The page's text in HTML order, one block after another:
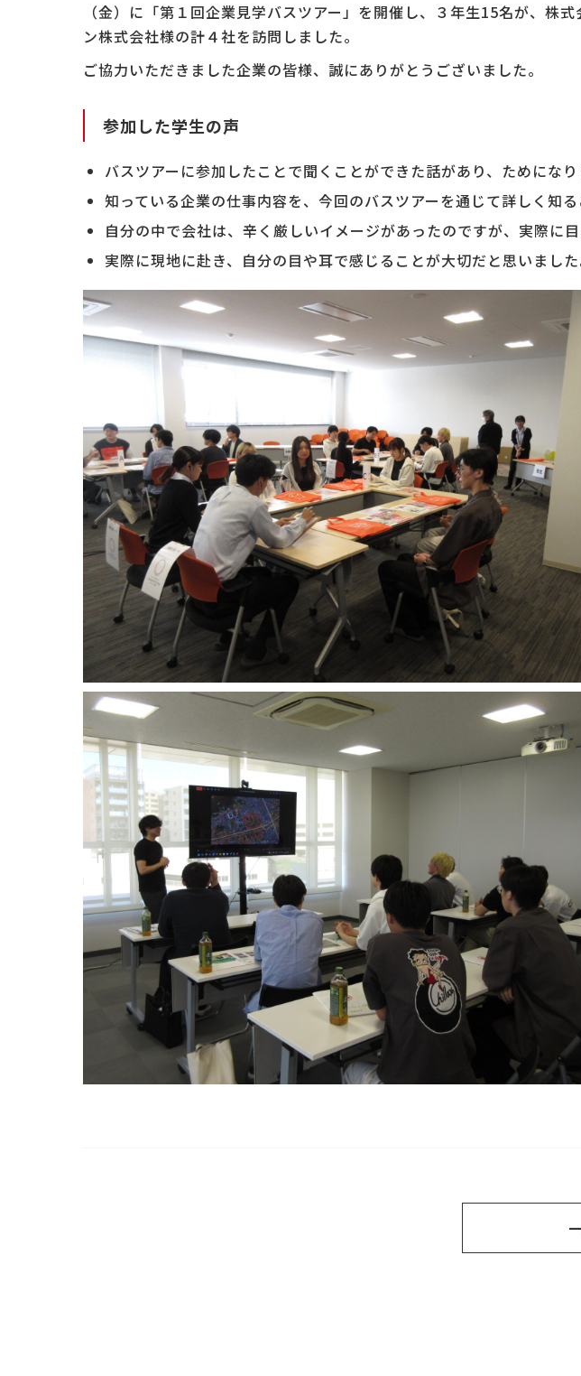
（金）に「第１回企業見学バスツアー」を開催し、３年生15名が、株
ン株式会社様の計４社を訪問しました。
ご協力いただきました企業の皆様、誠にありがとうございました。
参加した学生の声
バスツアーに参加したことで聞くことができた話があり、ためになり
知っている企業の仕事内容を、今回のバスツアーを通じて詳しく知る
自分の中で会社は、辛く厳しいイメージがあったのですが、実際に
実際に現地に赴き、自分の目や耳で感じることが大切だと思いまし